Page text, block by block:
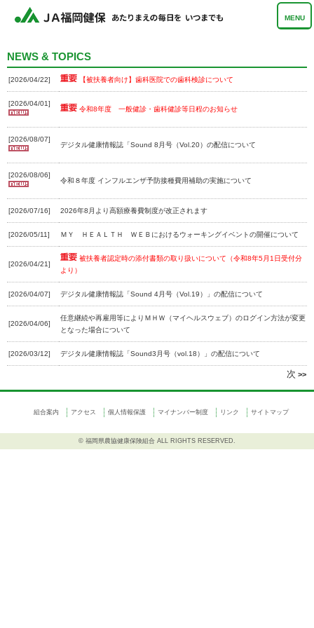
MENU
NEWS & TOPICS
[2026/04/22] 【被扶養者向け】歯科医院での歯科検診について
[2026/04/01]
令和8年度 一般健診・歯科健診等日程のお知らせ
[2026/08/07]
デジタル健康情報誌「Sound 8月号（Vol.20）の配信について
[2026/08/06]
令和８年度 インフルエンザ予防接種費用補助の実施について
[2026/07/16] 2026年8月より高額療養費制度が改正されます
[2026/05/11] ＭＹ ＨＥＡＬＴＨ ＷＥＢにおけるウォーキングイベントの開催について
[2026/04/21]
被扶養者認定時の添付書類の取り扱いについて（令和8年5月1日受付分
より）
[2026/04/07] デジタル健康情報誌「Sound 4月号（Vol.19）」の配信について
[2026/04/06]
任意継続や再雇用等によりＭＨＷ（マイヘルスウェブ）のログイン方法が変更
となった場合について
[2026/03/12] デジタル健康情報誌「Sound3月号（vol.18）」の配信について
次 >>
組合案内 アクセス 個人情報保護 マイナンバー制度 リンク サイトマップ
© 福岡県農協健康保険組合 ALL RIGHTS RESERVED.